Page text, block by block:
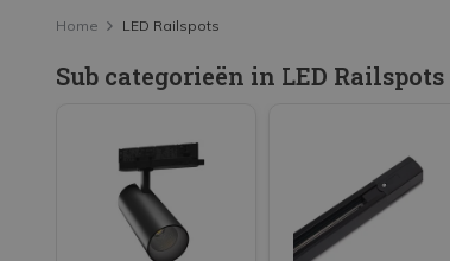
LED Railspots
LED Panelen
LED Plafondlampen en Wandlampen
LED Schijnwerpers
LED High Bay lampen
Home LED Railspots
Sub categorieën in LED Railspots